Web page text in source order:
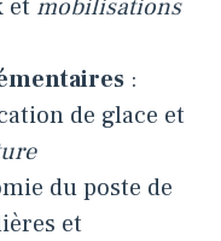
et mobilisations
:
de glace et
du poste de
et